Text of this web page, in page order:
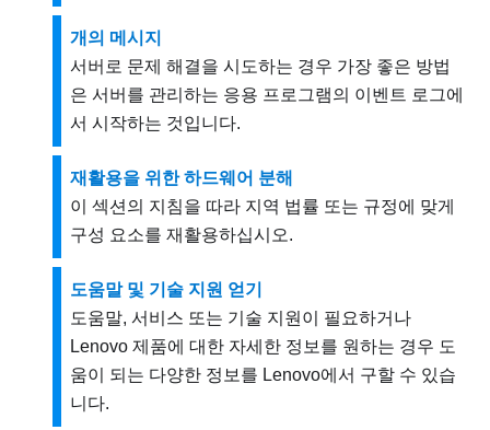
개의 메시지
서버로 문제 해결을 시도하는 경우 가장 좋은 방법
은 서버를 관리하는 응용 프로그램의 이벤트 로그에
서 시작하는 것입니다.
재활용을 위한 하드웨어 분해
이 섹션의 지침을 따라 지역 법률 또는 규정에 맞게
구성 요소를 재활용하십시오.
도움말 및 기술 지원 얻기
도움말, 서비스 또는 기술 지원이 필요하거나
Lenovo 제품에 대한 자세한 정보를 원하는 경우 도
움이 되는 다양한 정보를 Lenovo에서 구할 수 있습
니다.